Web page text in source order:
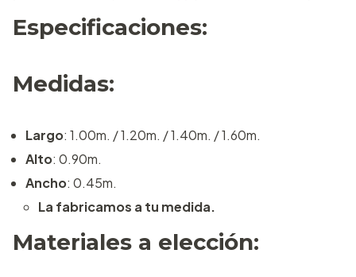
Especificaciones:
Medidas:
Largo: 1.00m. / 1.20m. / 1.40m. / 1.60m.
Alto: 0.90m.
Ancho: 0.45m.
La fabricamos a tu medida.
Materiales a elección: